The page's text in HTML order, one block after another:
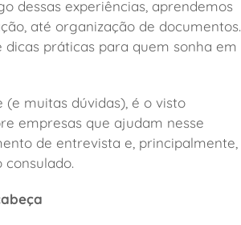
dessas experiências, aprendemos
até organização de documentos.
práticas para quem sonha em
muitas dúvidas), é o visto
empresas que ajudam nesse
de entrevista e, principalmente,